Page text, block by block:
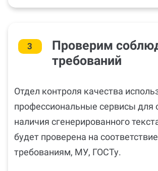
3
Проверим
требований
Отдел контроля качества
профессиональные сервисы для
наличия сгенерированного
будет проверена на
требованиям, МУ, ГОСТу.